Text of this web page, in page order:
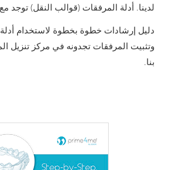
لدينا. أدلة المرفقات (قوالب النقل) توجد
دليل إرشادات خطوة بخطوة لاستخدام
وتثبيت المرفقات تجدونه في مركز تنزيل
بنا.